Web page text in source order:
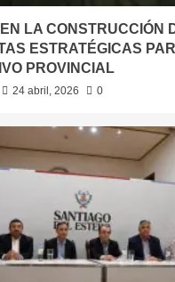
LA CONSTRUCCIÓN
ESTRATÉGICAS
PROVINCIAL
24 abril, 2026 0